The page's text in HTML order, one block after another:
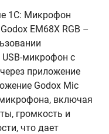
1С: Микрофон
EM68X RGB –
микрофон с
приложение
Godox Mic
включая
громкость и
что дает